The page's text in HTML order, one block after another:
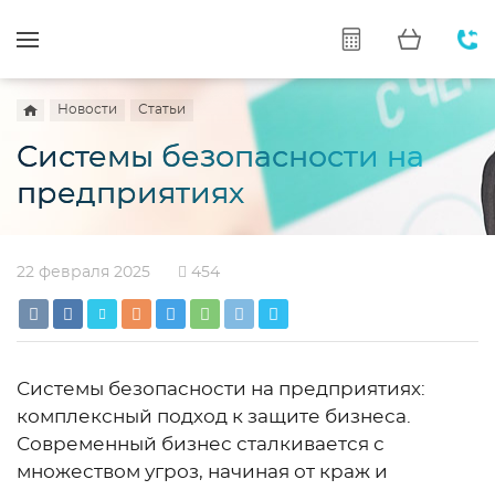
Новости Статьи
Системы безопасности на
предприятиях
22 февраля 2025 454
Системы безопасности на предприятиях:
комплексный подход к защите бизнеса.
Современный бизнес сталкивается с
множеством угроз, начиная от краж и